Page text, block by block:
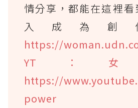
情分享，都能在這裡
入成為創
https://
YT：女
https://
power